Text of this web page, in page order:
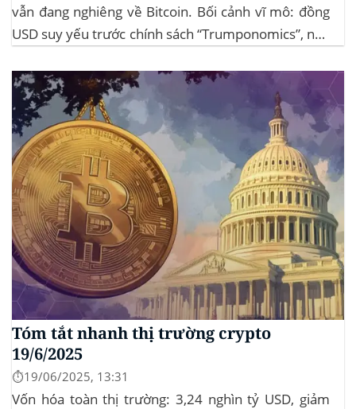
vẫn đang nghiêng về Bitcoin. Bối cảnh vĩ mô: đồng
USD suy yếu trước chính sách “Trumponomics”, nhà
Sự kiện Chi tiết Hack 100 triệu USD...
Tóm tắt nhanh thị trường crypto
19/6/2025
⏱️19/06/2025, 13:31
Vốn hóa toàn thị trường: 3,24 nghìn tỷ USD, giảm